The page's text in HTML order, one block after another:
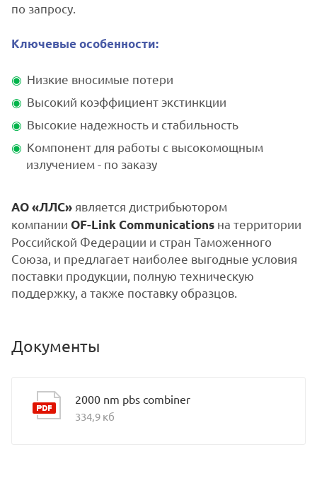
по запросу.
Ключевые особенности:
Низкие вносимые потери
Высокий коэффициент экстинкции
Высокие надежность и стабильность
Компонент для работы с высокомощным
излучением - по заказу
АО «ЛЛС» является дистрибьютором
компании OF-Link Communications на территории
Российской Федерации и стран Таможенного
Союза, и предлагает наиболее выгодные условия
поставки продукции, полную техническую
поддержку, а также поставку образцов.
Документы
2000 nm pbs combiner
334,9 кб